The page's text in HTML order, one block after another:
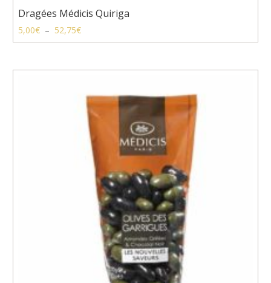
Dragées Médicis Quiriga
5,00€ – 52,75€Plage
de
5,00€
52,75€